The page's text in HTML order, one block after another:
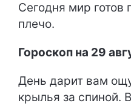
Сегодня мир готов
плечо.
Гороскоп на 29
День дарит вам
крылья за спиной.